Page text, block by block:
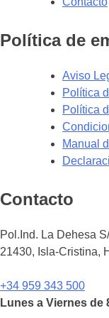
Política de
Aviso
Política
Política
Manual
Contacto
Pol.Ind. La Dehesa
21430, Isla-Cristina,
+34 959 343 500
Lunes a Viernes de